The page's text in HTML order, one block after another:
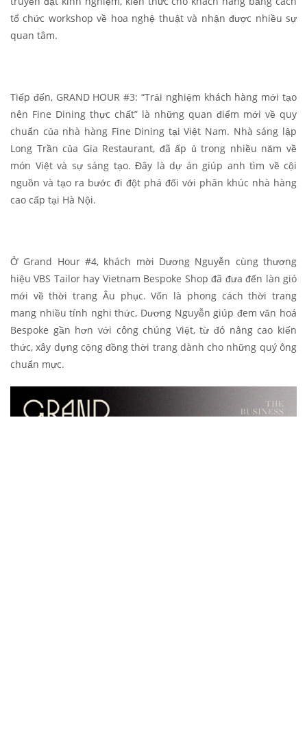
tổ chức workshop về hoa nghệ thuật và nhận được nhiều sự
quan tâm.
Tiếp đến, GRAND HOUR #3: “Trải nghiệm khách hàng mới tạo
nên Fine Dining thực chất” là những quan điểm mới về quy
chuẩn của nhà hàng Fine Dining tại Việt Nam. Nhà sáng lập
Long Trần của Gia Restaurant, đã ấp ủ trong nhiều năm về
món Việt và sự sáng tạo. Đây là dự án giúp anh tìm về cội
nguồn và tạo ra bước đi đột phá đối với phân khúc nhà hàng
cao cấp tại Hà Nội.
Ở Grand Hour #4, khách mời Dương Nguyễn cùng thương
hiệu VBS Tailor hay Vietnam Bespoke Shop đã đưa đến làn gió
mới về thời trang Âu phục. Vốn là phong cách thời trang
mang nhiều tính nghi thức, Dương Nguyễn giúp đem văn hoá
Bespoke gần hơn với công chúng Việt, từ đó nâng cao kiến
thức, xây dựng cộng đồng thời trang dành cho những quý ông
chuẩn mực.